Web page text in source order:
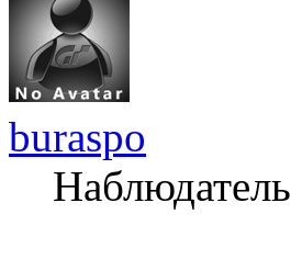
buraspo
Наблюдатель